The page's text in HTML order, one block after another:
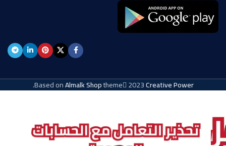
Based onAlmalk Shoptheme 2023Creative Power
.